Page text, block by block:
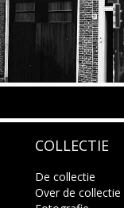
COLLECTIE
De collectie
Over de collectie